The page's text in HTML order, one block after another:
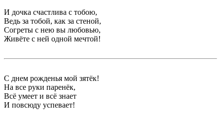
И дочка счастлива с тобою,
Ведь за тобой, как за стеной,
Согреты с нею вы любовью,
Живёте с ней одной мечтой!
С днем рожденья мой зятёк!
На все руки паренёк,
Всё умеет и всё знает
И повсюду успевает!